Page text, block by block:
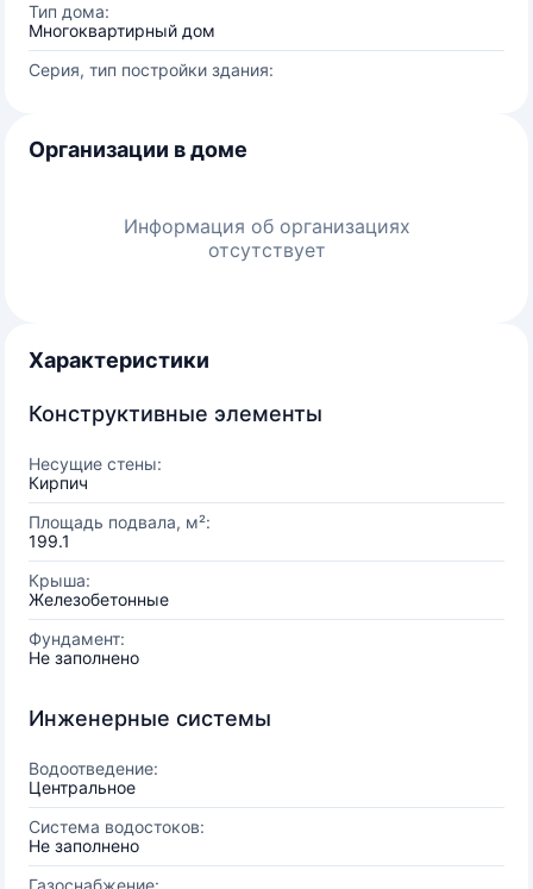
Тип дома:
Многоквартирный дом
Серия, тип постройки здания:
Организации в доме
Информация об организациях
отсутствует
Характеристики
Конструктивные элементы
Несущие стены:
Кирпич
Площадь подвала, м²:
199.1
Крыша:
Железобетонные
Фундамент:
Не заполнено
Инженерные системы
Водоотведение:
Центральное
Система водостоков:
Не заполнено
Газоснабжение: